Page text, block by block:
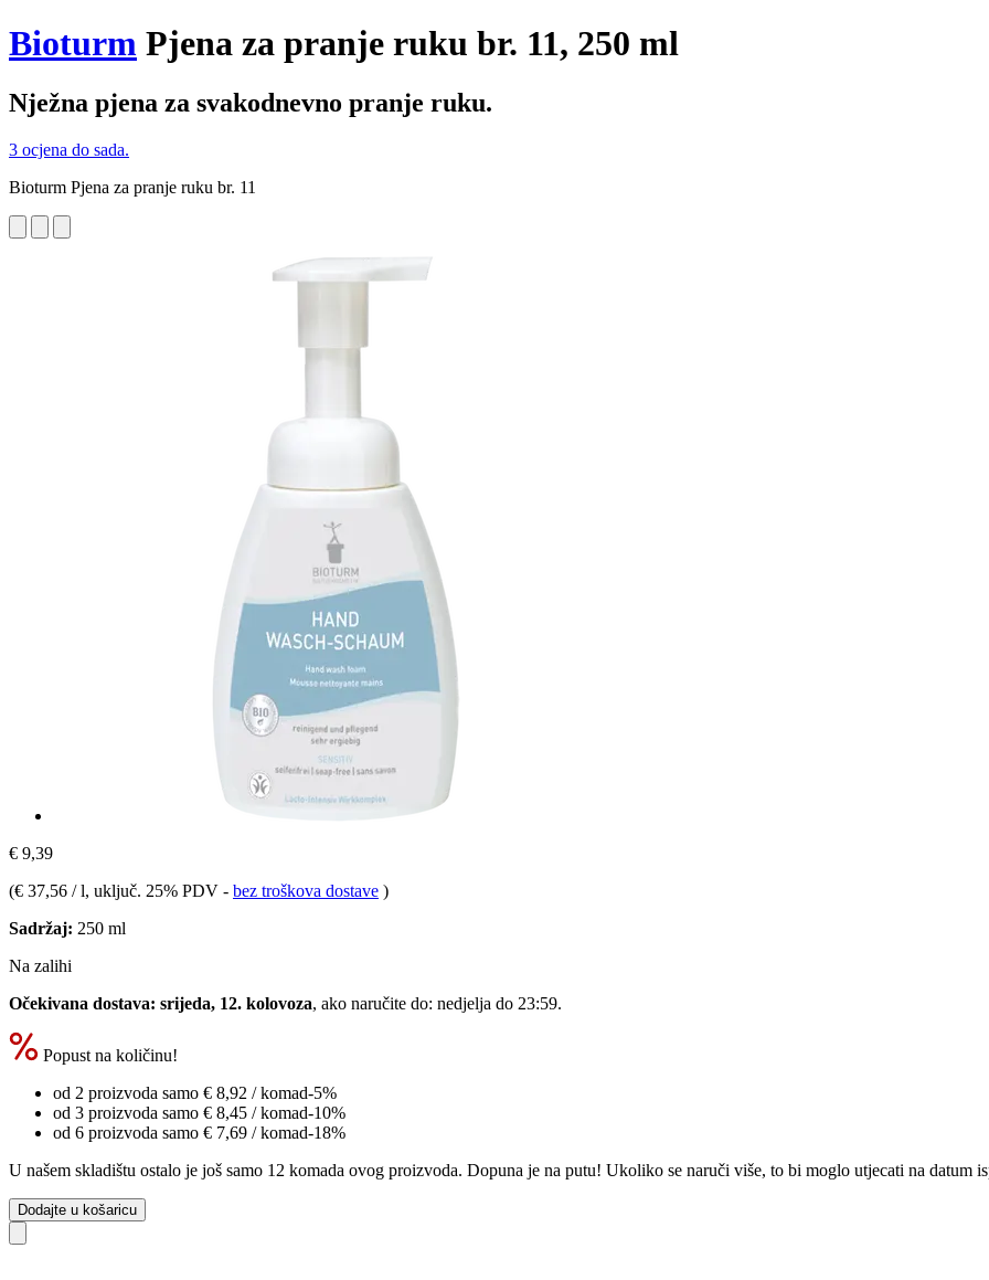
Bioturm Pjena za pranje ruku br. 11, 250 ml
Nježna pjena za svakodnevno pranje ruku.
3 ocjena do sada.
Bioturm Pjena za pranje ruku br. 11
€ 9,39
(€ 37,56 / l, uključ. 25% PDV - bez troškova dostave )
Sadržaj: 250 ml
Na zalihi
Očekivana dostava: srijeda, 12. kolovoza, ako naručite do: nedjelja do 23:59.
Popust na količinu!
od 2 proizvoda samo € 8,92 / komad-5%
od 3 proizvoda samo € 8,45 / komad-10%
od 6 proizvoda samo € 7,69 / komad-18%
U našem skladištu ostalo je još samo 12 komada ovog proizvoda. Dopuna je na putu! Ukoliko se naruči više, to bi moglo utjecati na datum
Dodajte u košaricu